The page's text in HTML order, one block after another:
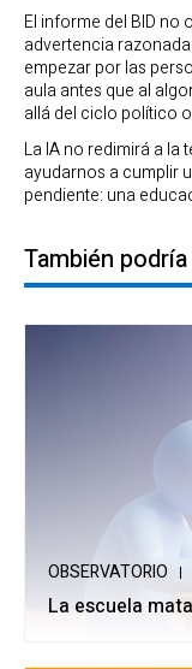
El informe del BID
advertencia
empezar por las
aula antes que al
allá del ciclo político
La IA no redimirá a la
ayudarnos a cumplir
pendiente: una
También
OBSERVATORIO
La escuela